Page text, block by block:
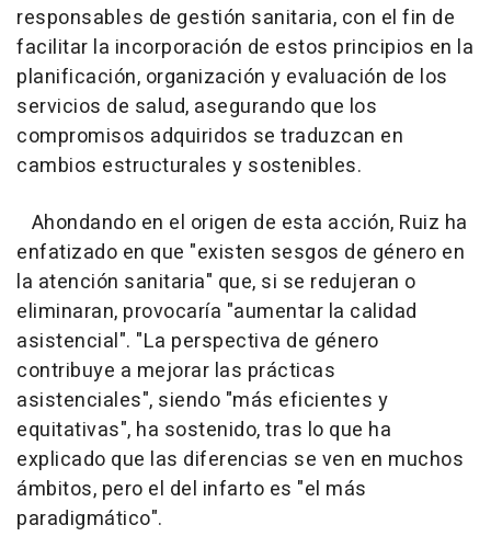
responsables de gestión sanitaria, con el fin de
facilitar la incorporación de estos principios en la
planificación, organización y evaluación de los
servicios de salud, asegurando que los
compromisos adquiridos se traduzcan en
cambios estructurales y sostenibles.
Ahondando en el origen de esta acción, Ruiz ha
enfatizado en que "existen sesgos de género en
la atención sanitaria" que, si se redujeran o
eliminaran, provocaría "aumentar la calidad
asistencial". "La perspectiva de género
contribuye a mejorar las prácticas
asistenciales", siendo "más eficientes y
equitativas", ha sostenido, tras lo que ha
explicado que las diferencias se ven en muchos
ámbitos, pero el del infarto es "el más
paradigmático".